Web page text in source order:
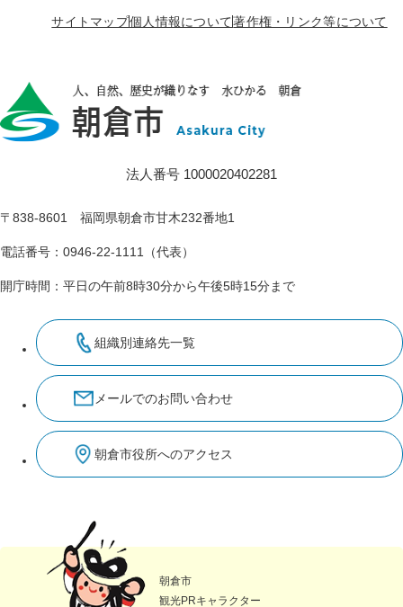
サイトマップ個人情報について著作権・リンク等について
法人番号 1000020402281
〒838-8601 福岡県朝倉市甘木232番地1
電話番号：0946-22-1111（代表）
開庁時間：平日の午前8時30分から午後5時15分まで
組織別連絡先一覧
メールでのお問い合わせ
朝倉市役所へのアクセス
朝倉市
観光PRキャラクター